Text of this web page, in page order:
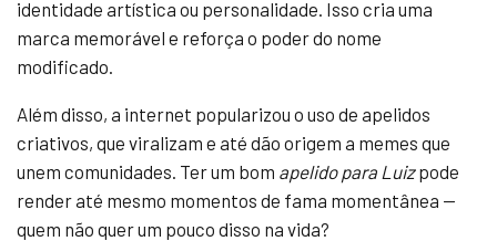
identidade artística ou personalidade. Isso cria uma
marca memorável e reforça o poder do nome
modificado.
Além disso, a internet popularizou o uso de apelidos
criativos, que viralizam e até dão origem a memes que
unem comunidades. Ter um bom apelido para Luizpode
render até mesmo momentos de fama momentânea —
quem não quer um pouco disso na vida?